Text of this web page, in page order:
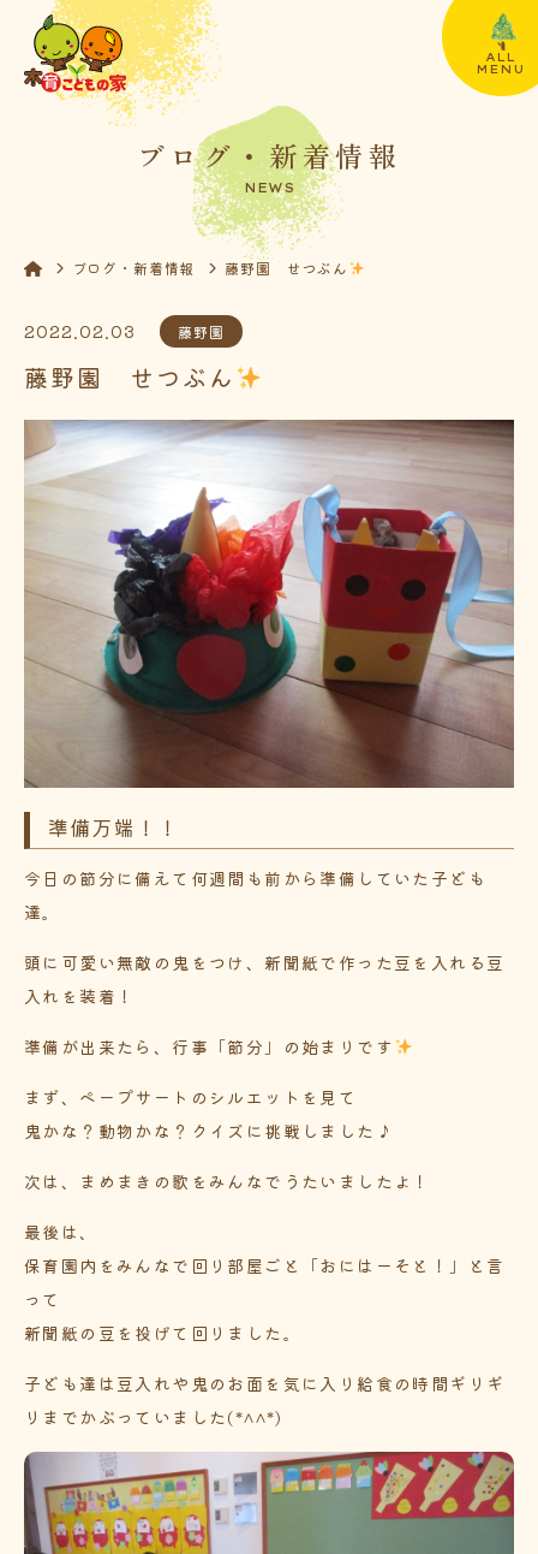
ALL
MENU
ブログ・新着情報
NEWS
ブログ・新着情報 藤野園 せつぶん
2022.02.03 藤野園
藤野園 せつぶん
準備万端！！
今日の節分に備えて何週間も前から準備していた子ども
達。
頭に可愛い無敵の鬼をつけ、新聞紙で作った豆を入れる豆
入れを装着！
準備が出来たら、行事「節分」の始まりです
まず、ペープサートのシルエットを見て
鬼かな？動物かな？クイズに挑戦しました♪
次は、まめまきの歌をみんなでうたいましたよ！
最後は、
保育園内をみんなで回り部屋ごと「おにはーそと！」と言
って
新聞紙の豆を投げて回りました。
子ども達は豆入れや鬼のお面を気に入り給食の時間ギリギ
リまでかぶっていました(*^^*)